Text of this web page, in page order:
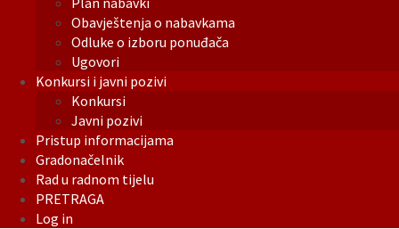
Obavještenja o nabavkama
Odluke o izboru ponuđača
Ugovori
Konkursi i javni pozivi
Konkursi
Javni pozivi
Pristup informacijama
Gradonačelnik
Rad u radnom tijelu
PRETRAGA
Log in